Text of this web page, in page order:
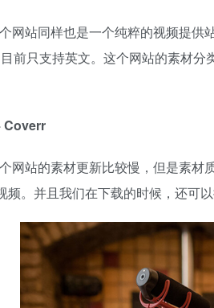
网站同样也是一个纯粹的视频提供
前只支持英文。这个网站的素材
Coverr
网站的素材更新比较慢，但是素材
频。并且我们在下载的时候，还可